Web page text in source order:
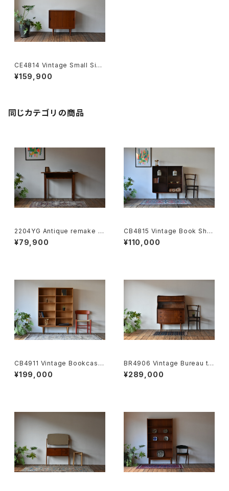
CE4814 Vintage Small Side
board DK
¥159,900
同じカテゴリの商品
2204YG Antique remake d
esk JP
¥79,900
CB4815 Vintage Book Shel
f rosewood DK
¥110,000
CB4911 Vintage Bookcase
oak DK
¥199,000
BR4906 Vintage Bureau te
ak DK
¥289,000